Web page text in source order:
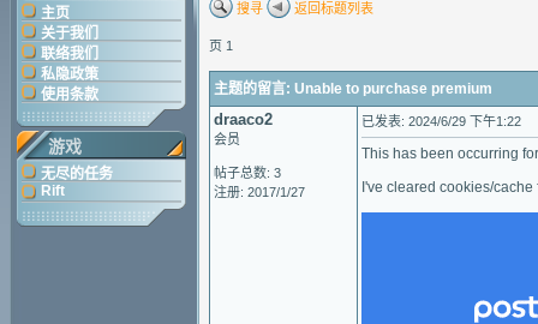
主页
关于我们
联络我们
私隐政策
使用条款
游戏
无尽的任务
Rift
搜寻 返回标题列表
页 1
主题的留言: Unable to purchase premium
draaco2
会员
帖子总数: 3
注册: 2017/1/27
已发表: 2024/6/29 下午1:22
This has been occurring
I've cleared cookies/